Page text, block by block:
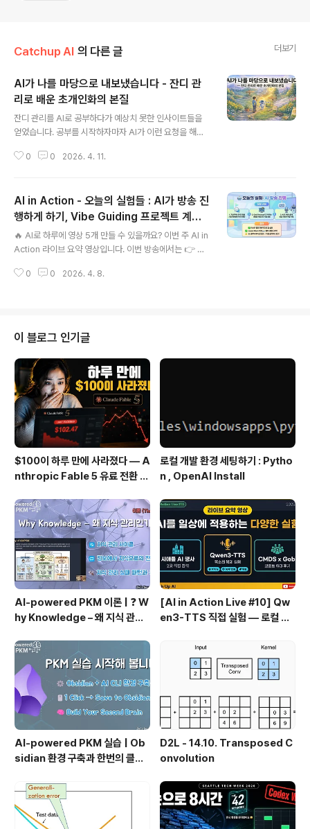
Catchup AI 의 다른 글 더보기
AI가 나를 마당으로 내보냈습니다 - 잔디 관
리로 배운 초개인화의 본질
잔디 관리를 AI로 공부하다가 예상치 못한 인사이트들을
얻었습니다. 공부를 시작하자마자 AI가 이런 요청을 해왔
서 알려주세요", "스프링클러 컨트롤러 앞에 가서 직접 이
생각보다 훨씬 더 초개인화 서비스를 해준다 하지만 그러
려면 AI에게 줄 나만의 컨텍스트가 필요하다 — 그게 PK
M과 PCM이 중요한 이유 학습 중에 배우는 것도 좋지만,
진짜 가치는 그 다음에 온다 학습 과정에서 내 데이터(문서,
딱 맞는 가이딩을 해주게 된다 잔디 이야기로 시작했지만,
0 0 2026. 4. 11.
AI in Action - 오늘의 실험들 : AI가 방송 진
행하게 하기, Vibe Guiding 프로젝트 계획
세우게 하기, 잔디 관리 학습 마무리 등
🔥 AI로 하루에 영상 5개 만들 수 있을까요? 이번 주 AI in
Action 라이브 요약 영상입니다. 이번 방송에서는 👉 새
성 → 자동 정리 & 시각화) 👉 하루에 AI로 영상 5개 제작
👉 말하는 내용이 실시간으로 정리되고 👉 바로 콘텐츠로
이어지는 흐름이었습니다. 그리고 중요한 발견도 있었습니
다. ❗ AI는 모르면 “그럴듯하게 틀린 답”을 만든다 (할루시
네이션) 👉 그래서 결국 중요한 건 AI에게 얼마나 좋은 C
ontext를 주느냐 (PKM) 입니..
0 0 2026. 4. 8.
이 블로그 인기글
$100이 하루 만에 사라졌다 — A
nthropic Fable 5 유료 전환 사
로컬 개발 환경 세팅하기 : Pytho
n , OpenAI Install
AI-powered PKM 이론 | ❓ W
hy Knowledge – 왜 지식 관리
보에서 지식으로의 전환, 🛠️ 지식
관리 실패 패턴과 극복
[AI in Action Live #10] Qw
en3-TTS 직접 실험 — 로컬 설
AI-powered PKM 실습 | Ob
sidian 환경 구축과 한번의 클릭
(Web Clipper)
D2L - 14.10. Transposed C
onvolution